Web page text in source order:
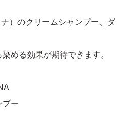
）のクリームシャンプー、ダ
める効果が期待できます。
プー